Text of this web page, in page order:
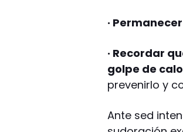
·
· Recordar
golpe de
prevenirlo y
Ante sed